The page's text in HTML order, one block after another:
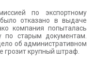
по экспортному
отказано в выдаче
компания попыталась
по старым документам.
об административном
грозит крупный штраф.